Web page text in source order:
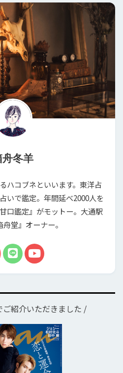
舟冬羊
ハコブネといいます。東洋占
いで鑑定。年間延べ2000人を
口鑑定』がモットー。大通駅
堂』オーナー。
紹介いただきました /